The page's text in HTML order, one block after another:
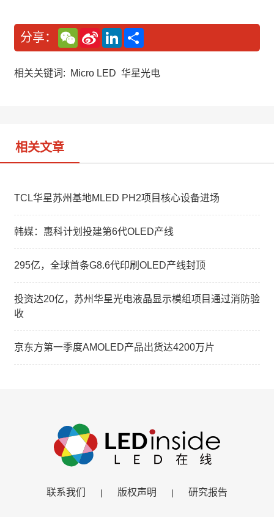
分享：
W
e
C
a
S
n
W
L
n
e
相关关键词: Micro LED 华星光电
相关文章
TCL华星苏州基地MLED PH2项目核心设备进场
韩媒：惠科计划投建第6代OLED产线
295亿，全球首条G8.6代印刷OLED产线封顶
投资达20亿，苏州华星光电液晶显示模组项目通过消防验
收
京东方第一季度AMOLED产品出货达4200万片
联系我们 | 版权声明 | 研究报告